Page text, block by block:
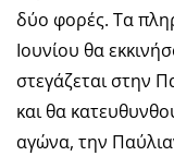
δύο φορές. Τα
Ιουνίου θα
στεγάζεται στην
και θα
αγώνα, την